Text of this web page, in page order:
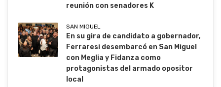
reunión con senadores K
SAN MIGUEL
En su gira de candidato a gobernador,
Ferraresi desembarcó en San Miguel
con Meglia y Fidanza como
protagonistas del armado opositor
local